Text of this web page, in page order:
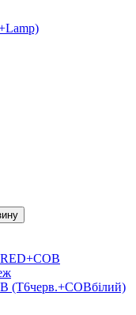
(T6черв.+COBбілий)